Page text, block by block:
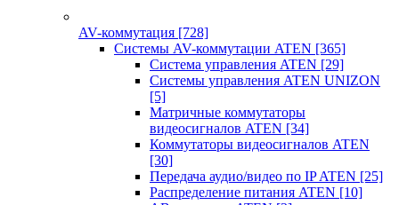
AV-коммутация [728]
Системы AV-коммутации ATEN [365]
Система управления ATEN [29]
Системы управления ATEN UNIZON
[5]
Матричные коммутаторы
видеосигналов ATEN [34]
Коммутаторы видеосигналов ATEN
[30]
Передача аудио/видео по IP ATEN [25]
Распределение питания ATEN [10]